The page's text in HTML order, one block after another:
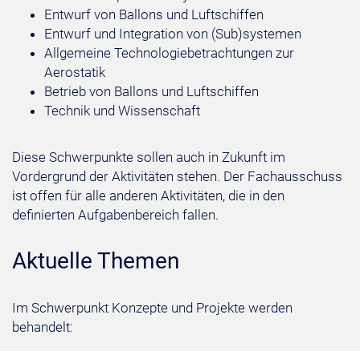
Entwurf von Ballons und Luftschiffen
Entwurf und Integration von (Sub)systemen
Allgemeine Technologiebetrachtungen zur
Aerostatik
Betrieb von Ballons und Luftschiffen
Technik und Wissenschaft
Diese Schwerpunkte sollen auch in Zukunft im
Vordergrund der Aktivitäten stehen. Der Fachausschuss
ist offen für alle anderen Aktivitäten, die in den
definierten Aufgabenbereich fallen.
Aktuelle Themen
Im Schwerpunkt Konzepte und Projekte werden
behandelt: